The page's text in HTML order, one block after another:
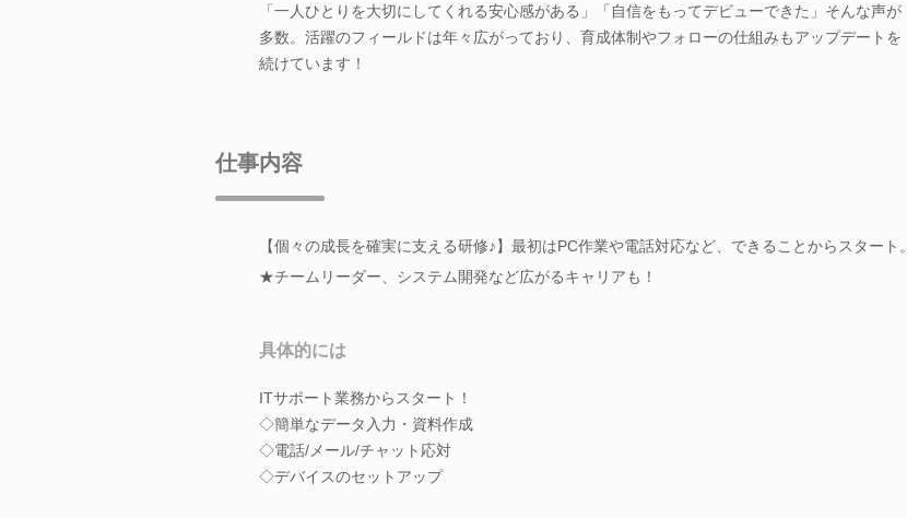
「一人ひとりを大切にしてくれる安心感がある」「自信をもってデビューできた」そんな声が
多数。活躍のフィールドは年々広がっており、育成体制やフォローの仕組みもアップデートを
続けています！
仕事内容
【個々の成長を確実に支える研修♪】最初はPC作業や電話対応など、できることからスタート。
★チームリーダー、システム開発など広がるキャリアも！
具体的には
ITサポート業務からスタート！
◇簡単なデータ入力・資料作成
◇電話/メール/チャット応対
◇デバイスのセットアップ